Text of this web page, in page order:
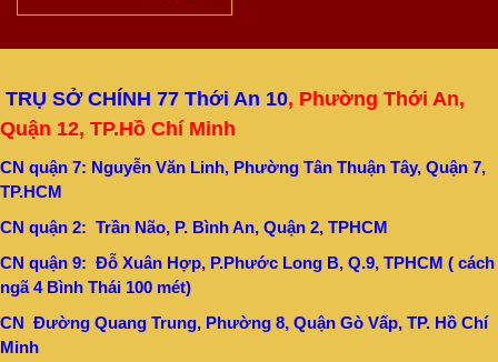
TRỤ SỞ CHÍNH 77 Thới An 10, Phường Thới An,
Quận 12, TP.Hồ Chí Minh
CN quận 7: Nguyễn Văn Linh, Phường Tân Thuận Tây, Quận 7,
TP.HCM
CN quận 2: Trần Não, P. Bình An, Quận 2, TPHCM
CN quận 9: Đỗ Xuân Hợp, P.Phước Long B, Q.9, TPHCM ( cách
ngã 4 Bình Thái 100 mét)
CN Đường Quang Trung, Phường 8, Quận Gò Vấp, TP. Hồ Chí
Minh